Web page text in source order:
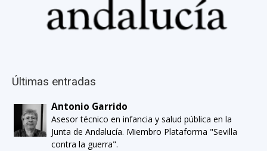
Últimas entradas
Antonio Garrido
Asesor técnico en infancia y salud pública en la
Junta de Andalucía. Miembro Plataforma "Sevilla
contra la guerra".